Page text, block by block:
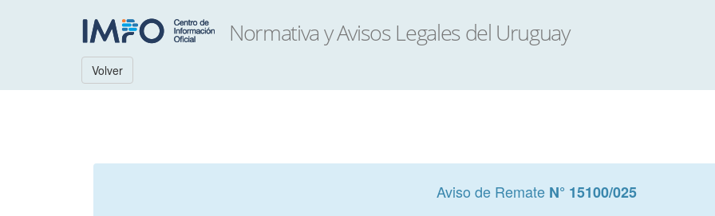
Volver
Aviso de Remate N° 15100/025